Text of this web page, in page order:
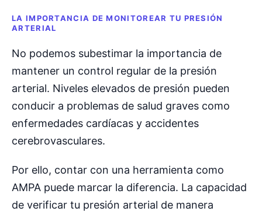
LA IMPORTANCIA DE MONITOREAR TU PRESIÓN
ARTERIAL
No podemos subestimar la importancia de
mantener un control regular de la presión
arterial. Niveles elevados de presión pueden
conducir a problemas de salud graves como
enfermedades cardíacas y accidentes
cerebrovasculares.
Por ello, contar con una herramienta como
AMPA puede marcar la diferencia. La capacidad
de verificar tu presión arterial de manera